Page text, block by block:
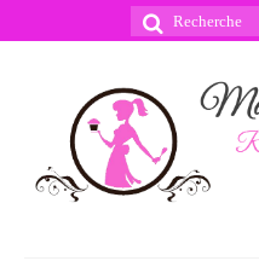
Rechercher